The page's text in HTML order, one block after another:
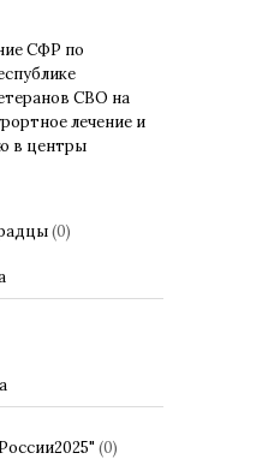
СФР по
СВО на
лечение и
в центры
(0)
(0)